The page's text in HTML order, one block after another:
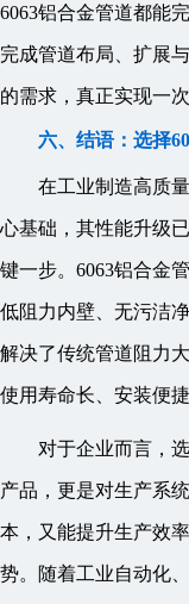
6063铝合金管道都能
完成管道布局、扩展
的需求，真正实现一
六、结语：选择
在工业制造高质
心基础，其性能升级
键一步。6063铝合金
低阻力内壁、无污洁
解决了传统管道阻力
使用寿命长、安装便
对于企业而言，
产品，更是对生产系
本，又能提升生产效
势。随着工业自动化